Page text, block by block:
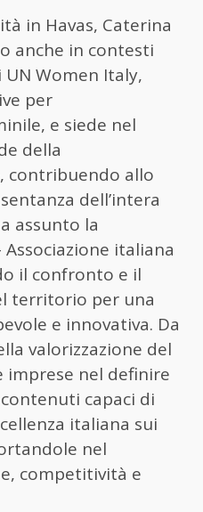
in Havas, Caterina
anche in contesti
Women Italy,
per
e siede nel
della
contribuendo allo
dell’intera
assunto la
Associazione italiana
il confronto e il
territorio per una
e innovativa. Da
valorizzazione del
imprese nel definire
capaci di
italiana sui
nel
competitività e